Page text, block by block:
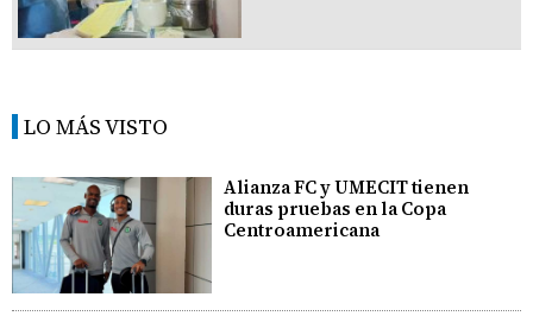
LO MÁS VISTO
Alianza FC y UMECIT tienen
duras pruebas en la Copa
Centroamericana